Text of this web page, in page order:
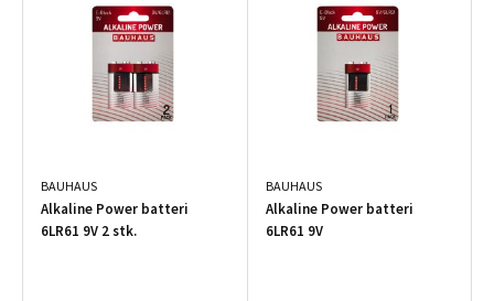
BAUHAUS
Alkaline Power batteri
6LR61 9V 2 stk.
BAUHAUS
Alkaline Power batteri
6LR61 9V